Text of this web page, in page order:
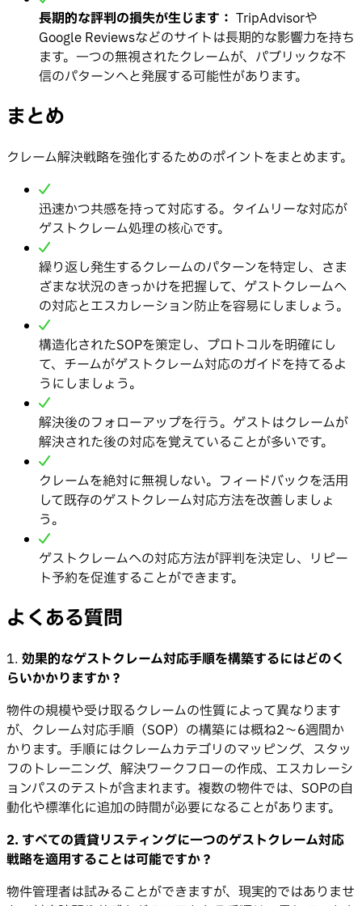
長期的な評判の損失が生じます： TripAdvisorや
Google Reviewsなどのサイトは長期的な影響力を持ち
ます。一つの無視されたクレームが、パブリックな不
信のパターンへと発展する可能性があります。
まとめ
クレーム解決戦略を強化するためのポイントをまとめます。
迅速かつ共感を持って対応する。タイムリーな対応が
ゲストクレーム処理の核心です。
繰り返し発生するクレームのパターンを特定し、さま
ざまな状況のきっかけを把握して、ゲストクレームへ
の対応とエスカレーション防止を容易にしましょう。
構造化されたSOPを策定し、プロトコルを明確にし
て、チームがゲストクレーム対応のガイドを持てるよ
うにしましょう。
解決後のフォローアップを行う。ゲストはクレームが
解決された後の対応を覚えていることが多いです。
クレームを絶対に無視しない。フィードバックを活用
して既存のゲストクレーム対応方法を改善しましょ
う。
ゲストクレームへの対応方法が評判を決定し、リピー
ト予約を促進することができます。
よくある質問
1. 効果的なゲストクレーム対応手順を構築するにはどのく
らいかかりますか？
物件の規模や受け取るクレームの性質によって異なります
が、クレーム対応手順（SOP）の構築には概ね2〜6週間か
かります。手順にはクレームカテゴリのマッピング、スタッ
フのトレーニング、解決ワークフローの作成、エスカレーシ
ョンパスのテストが含まれます。複数の物件では、SOPの自
動化や標準化に追加の時間が必要になることがあります。
2. すべての賃貸リスティングに一つのゲストクレーム対応
戦略を適用することは可能ですか？
物件管理者は試みることができますが、現実的ではありませ